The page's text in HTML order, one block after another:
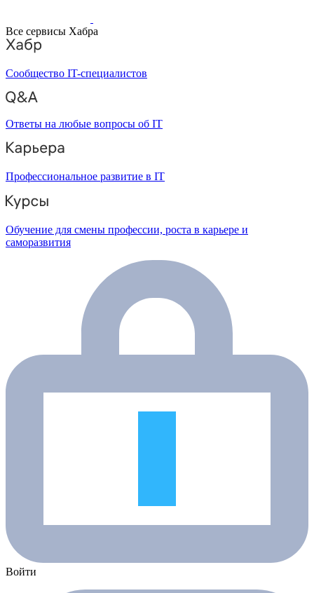
Все сервисы Хабра
Сообщество IT-специалистов
Ответы на любые вопросы об IT
Профессиональное развитие в IT
Обучение для смены профессии, роста в карьере и
саморазвития
Войти